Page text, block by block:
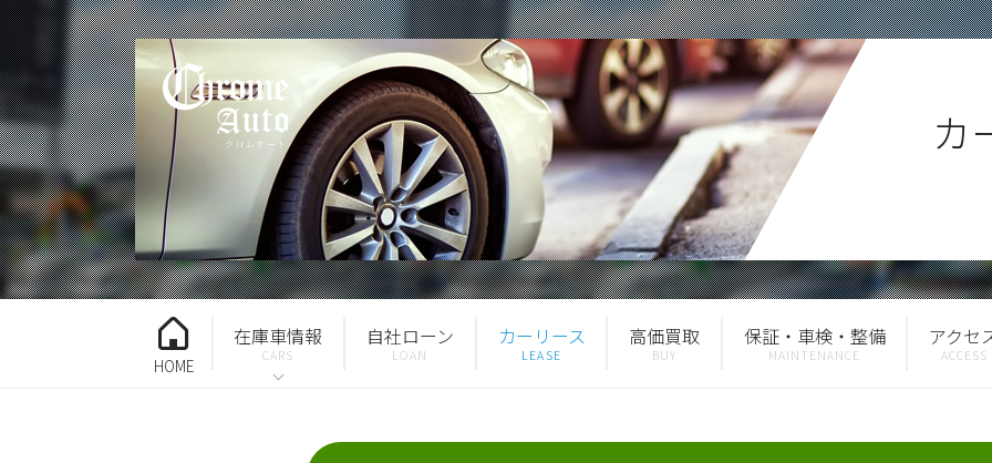
カ
HOME
在庫車情報 自社ローン カーリース 高価買取 保証・車検・整備 アクセ